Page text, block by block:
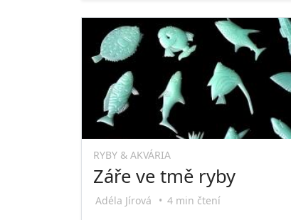
RYBY & AKVÁRIA
Záře ve tmě ryby
Adéla Jírová • 4 min čtení